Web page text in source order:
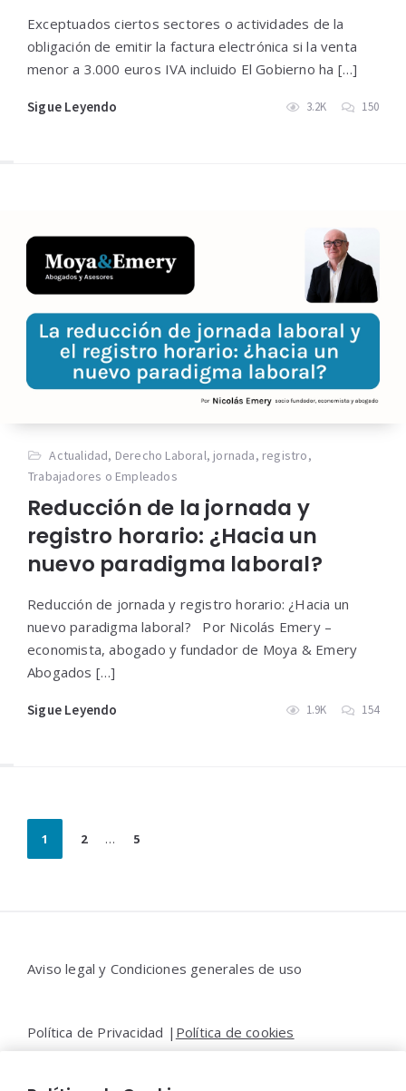
Exceptuados ciertos sectores o actividades de la
obligación de emitir la factura electrónica si la venta
menor a 3.000 euros IVA incluido El Gobierno ha […]
Sigue Leyendo 3.2K 150
Actualidad, Derecho Laboral, jornada, registro,
Trabajadores o Empleados
Reducción de la jornada y
registro horario: ¿Hacia un
nuevo paradigma laboral?
Reducción de jornada y registro horario: ¿Hacia un
nuevo paradigma laboral? Por Nicolás Emery –
economista, abogado y fundador de Moya & Emery
Abogados […]
Sigue Leyendo 1.9K 154
Paginación
de
1 2 … 5
Aviso legal y Condiciones generales de uso
Política de Privacidad | Política de cookies